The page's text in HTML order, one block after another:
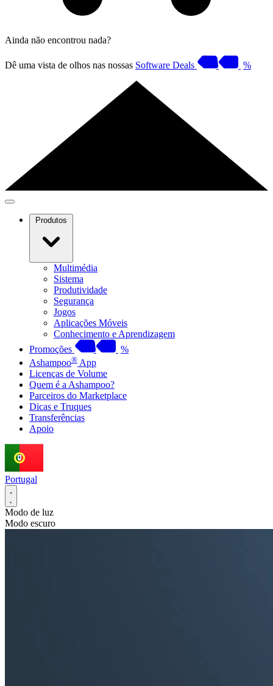
Ainda não encontrou nada?
Dê uma vista de olhos nas nossas Software Deals %
Produtos
Multimédia
Sistema
Produtividade
Segurança
Jogos
Aplicações Móveis
Conhecimento e Aprendizagem
Promoções
%
Ashampoo® App
Licenças de Volume
Quem é a Ashampoo?
Parceiros do Marketplace
Dicas e Truques
Transferências
Apoio
Portugal
Modo de luz
Modo escuro